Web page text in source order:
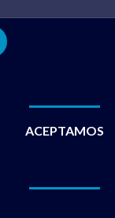
ACEPTAMOS